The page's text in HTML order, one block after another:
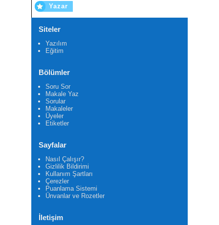
Yazar
Siteler
Yazılım
Eğitim
Bölümler
Soru Sor
Makale Yaz
Sorular
Makaleler
Üyeler
Etiketler
Sayfalar
Nasıl Çalışır?
Gizlilik Bildirimi
Kullanım Şartları
Çerezler
Puanlama Sistemi
Ünvanlar ve Rozetler
İletişim